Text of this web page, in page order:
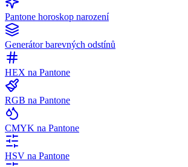
Pantone horoskop narození
Generátor barevných odstínů
HEX na Pantone
RGB na Pantone
CMYK na Pantone
HSV na Pantone